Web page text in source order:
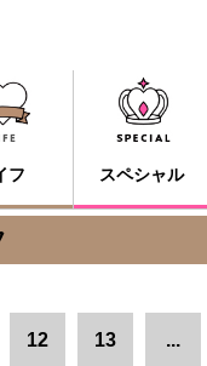
フ スペシャル
12 13 ...